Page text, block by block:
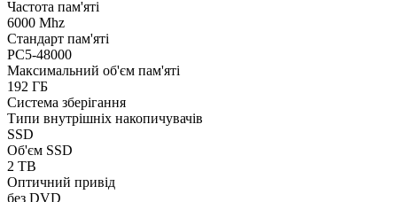
Частота пам'яті
6000 Mhz
Стандарт пам'яті
PC5-48000
Максимальний об'єм пам'яті
192 ГБ
Система зберігання
Типи внутрішніх накопичувачів
SSD
Об'єм SSD
2 TB
Оптичний привід
без DVD